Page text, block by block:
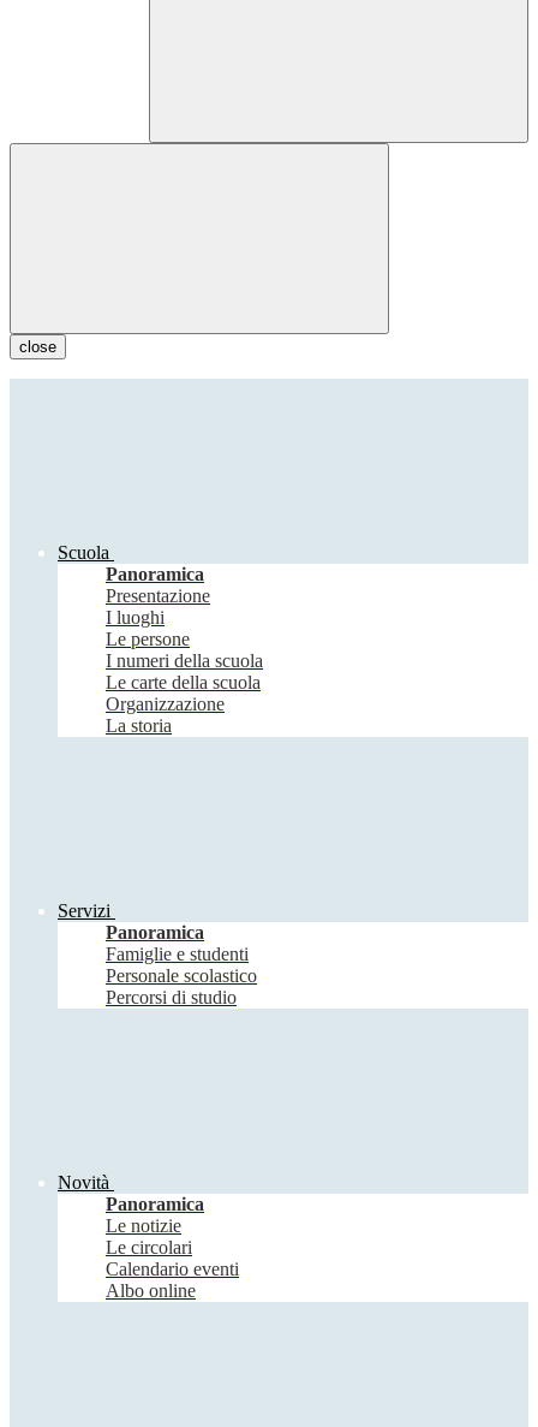
close
Scuola
Panoramica
Presentazione
I luoghi
Le persone
I numeri della scuola
Le carte della scuola
Organizzazione
La storia
Servizi
Panoramica
Famiglie e studenti
Personale scolastico
Percorsi di studio
Novità
Panoramica
Le notizie
Le circolari
Calendario eventi
Albo online